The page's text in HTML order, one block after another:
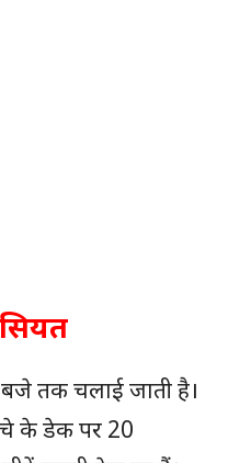
तक चलाई जाती है।
के डेक पर 20